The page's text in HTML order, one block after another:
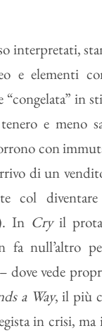
interpretati,
e elementi
in
e meno
con
di un
col
In Cryil
fa null’altro
dove vede
a Way, il più
in crisi,